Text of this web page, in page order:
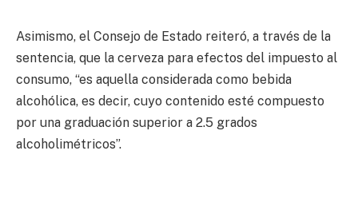
Asimismo, el Consejo de Estado reiteró, a través de la
sentencia, que la cerveza para efectos del impuesto al
consumo, “es aquella considerada como bebida
alcohólica, es decir, cuyo contenido esté compuesto
por una graduación superior a 2.5 grados
alcoholimétricos”.